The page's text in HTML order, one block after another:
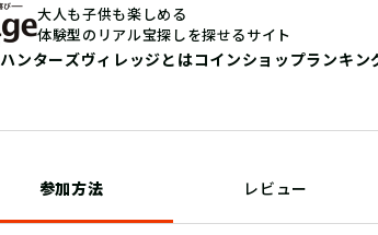
大人も子供も楽しめる
体験型のリアル宝探しを探せるサイト
ハンターズヴィレッジとはコインショップランキン
参加方法 レビュー